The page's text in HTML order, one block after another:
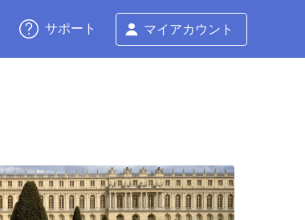
サポート マイアカウント